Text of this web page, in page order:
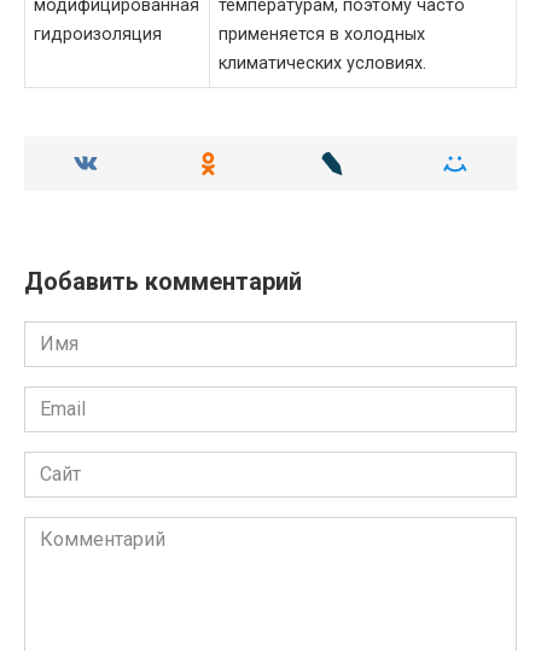
модифицированная
гидроизоляция
температурам, поэтому часто
применяется в холодных
климатических условиях.
Добавить комментарий
Имя
Email
Сайт
Комментарий